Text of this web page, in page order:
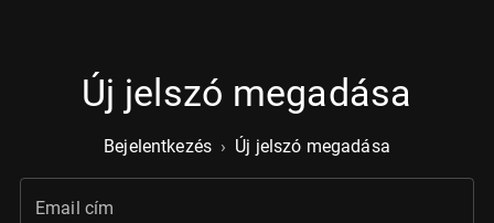
Új jelszó megadása
Bejelentkezés › Új jelszó megadása
Email cím